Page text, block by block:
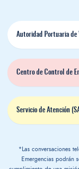
Autoridad Portuaria de
Centro de Control de
Servicio de Atención
*Las conversaciones
Emergencias podrán